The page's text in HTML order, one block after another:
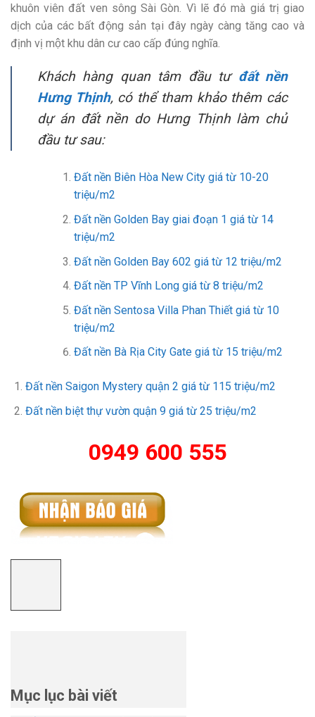
khuôn viên đất ven sông Sài Gòn. Vì lẽ đó mà giá trị giao
dịch của các bất động sản tại đây ngày càng tăng cao và
định vị một khu dân cư cao cấp đúng nghĩa.
Khách hàng quan tâm đầu tư đất nền
Hưng Thịnh, có thể tham khảo thêm các
dự án đất nền do Hưng Thịnh làm chủ
đầu tư sau:
Đất nền Biên Hòa New City giá từ 10-20
triệu/m2
Đất nền Golden Bay giai đoạn 1 giá từ 14
triệu/m2
Đất nền Golden Bay 602 giá từ 12 triệu/m2
Đất nền TP Vĩnh Long giá từ 8 triệu/m2
Đất nền Sentosa Villa Phan Thiết giá từ 10
triệu/m2
Đất nền Bà Rịa City Gate giá từ 15 triệu/m2
Đất nền Saigon Mystery quận 2 giá từ 115 triệu/m2
Đất nền biệt thự vườn quận 9 giá từ 25 triệu/m2
0949 600 555
Mục lục bài viết